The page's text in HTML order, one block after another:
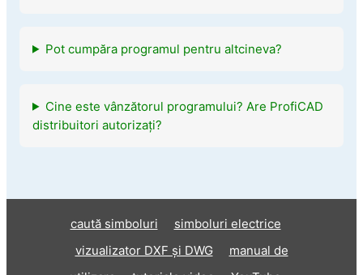
Pot cumpăra programul pentru altcineva?
Cine este vânzătorul programului? Are ProfiCAD
distribuitori autorizați?
caută simboluri
simboluri electrice
vizualizator DXF și DWG
manual de